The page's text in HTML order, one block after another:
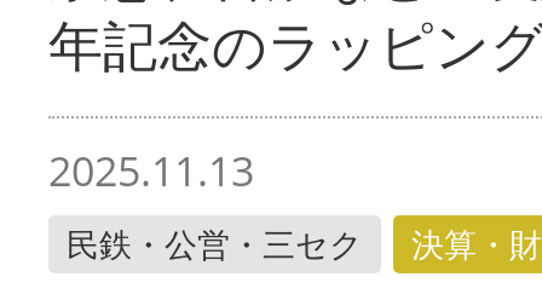
年記念のラッピン
2025.11.13
民鉄・公営・三セク 決算・